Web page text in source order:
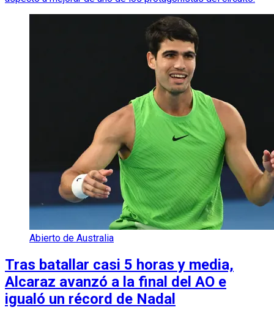
Abierto de Australia
Tras batallar casi 5 horas y media,
Alcaraz avanzó a la final del AO e
igualó un récord de Nadal